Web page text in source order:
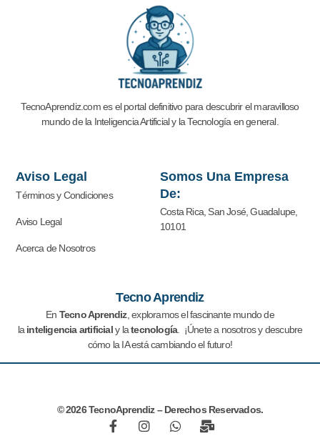
TecnoAprendiz.com es el portal definitivo para descubrir el maravilloso
mundo de la Inteligencia Artificial y laTecnología en general.
Aviso Legal
Términos y Condiciones
Aviso Legal
Acerca de Nosotros
Somos Una Empresa
De:
Costa Rica, San José, Guadalupe,
10101
Tecno Aprendiz
En Tecno Aprendiz, exploramos el fascinante mundo de
lainteligencia artificialy latecnología. ¡Únete a nosotros y descubre
cómo la IA está cambiando el futuro!
© 2026 TecnoAprendiz – Derechos Reservados.
F
a
I
n
W
h
M
a